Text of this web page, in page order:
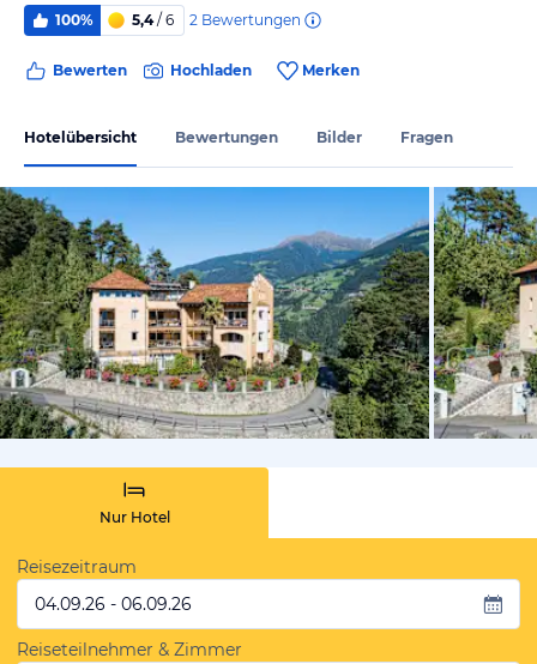
100% 5,4/ 6 2 Bewertungen
Bewerten Hochladen Merken
Hotelübersicht Bewertungen Bilder Fragen
von
Nur Hotel
Reisezeitraum
04.09.26 - 06.09.26
Reiseteilnehmer & Zimmer